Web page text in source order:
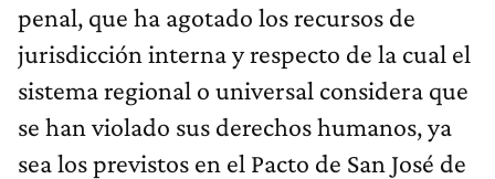
penal, que ha agotado los recursos de
jurisdicción interna y respecto de la cual el
sistema regional o universal considera que
se han violado sus derechos humanos, ya
sea los previstos en el Pacto de San José de